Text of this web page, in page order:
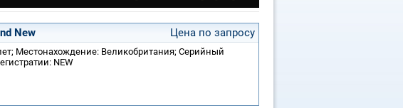
New Цена по запросу
Местонахождение: Великобритания; Серийный
NEW